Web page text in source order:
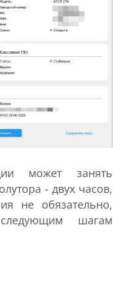
может занять
- двух часов,
не обязательно,
шагам